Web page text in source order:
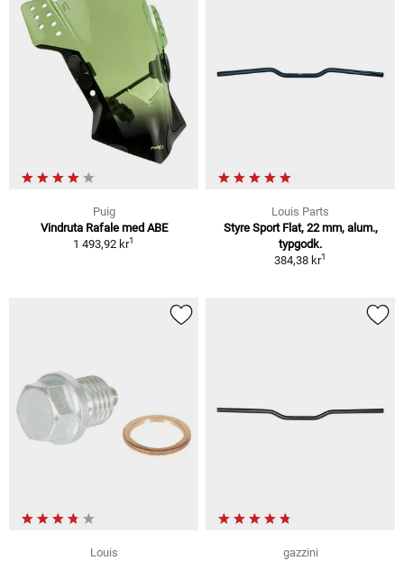
Puig
Vindruta Rafale med ABE
1 493,92 kr1
Louis Parts
Styre Sport Flat, 22 mm, alum.,
typgodk.
384,38 kr1
Louis
gazzini